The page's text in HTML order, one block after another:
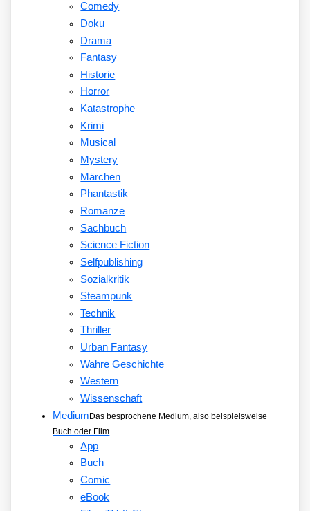
Comedy
Doku
Drama
Fantasy
Historie
Horror
Katastrophe
Krimi
Musical
Mystery
Märchen
Phantastik
Romanze
Sachbuch
Science Fiction
Selfpublishing
Sozialkritik
Steampunk
Technik
Thriller
Urban Fantasy
Wahre Geschichte
Western
Wissenschaft
MediumDas besprochene Medium, also beispielsweise
Buch oder Film
App
Buch
Comic
eBook